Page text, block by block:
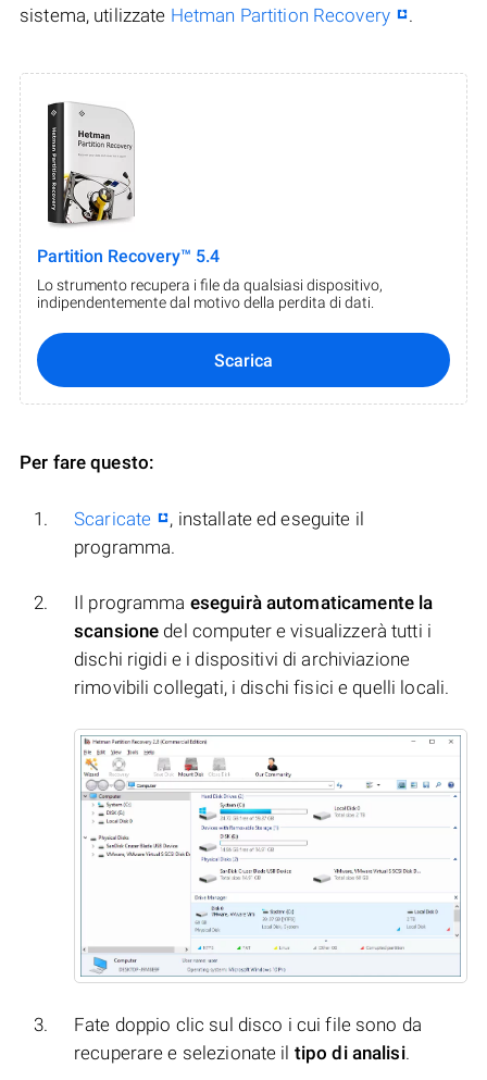
sistema, utilizzate Hetman Partition Recovery .
Partition Recovery™ 5.4
Lo strumento recupera i file da qualsiasi dispositivo,
indipendentemente dal motivo della perdita di dati.
Scarica
Per fare questo:
Scaricate
, installate ed eseguite il
programma.
Il programma eseguirà automaticamente la
scansione del computer e visualizzerà tutti i
dischi rigidi e i dispositivi di archiviazione
rimovibili collegati, i dischi fisici e quelli locali.
Fate doppio clic sul disco i cui file sono da
recuperare e selezionate il tipo di analisi.